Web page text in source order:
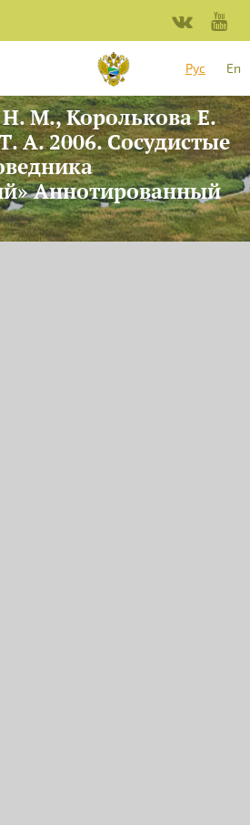
Рус
En
М., Королькова Е.
А. 2006. Сосудистые
Аннотированный